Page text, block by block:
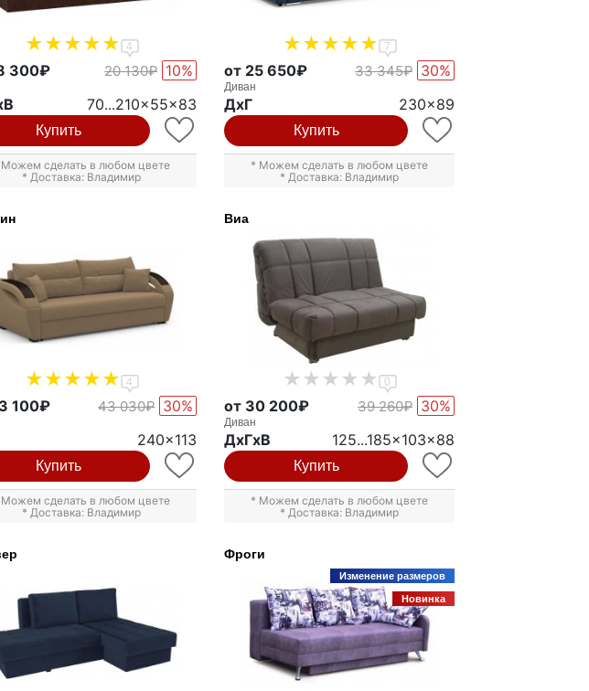
4
300₽ 20 130₽ 10%
70...210x55x83
Купить
сделать в любом цвете
* Доставка: Владимир
7
от 25 650₽ 33 345₽ 30%
Диван
ДxГ 230x89
Купить
* Можем сделать в любом цвете
* Доставка: Владимир
4
100₽ 43 030₽ 30%
240x113
Купить
сделать в любом цвете
* Доставка: Владимир
Виа
0
от 30 200₽ 39 260₽ 30%
Диван
ДxГxВ 125...185x103x88
Купить
* Можем сделать в любом цвете
* Доставка: Владимир
Фроги
Изменение размеров
Новинка